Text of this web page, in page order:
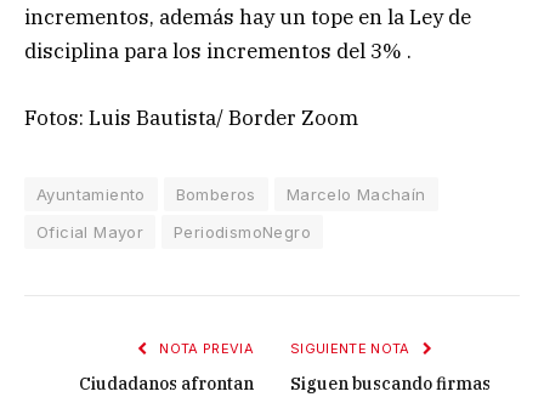
incrementos, además hay un tope en la Ley de
disciplina para los incrementos del 3% .
Fotos: Luis Bautista/ Border Zoom
Ayuntamiento Bomberos
Marcelo Machaín
Oficial Mayor
PeriodismoNegro
NOTA PREVIA
Ciudadanos afrontan
SIGUIENTE NOTA
Siguen buscando firmas